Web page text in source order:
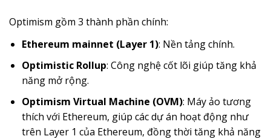
Optimism gồm 3 thành phần chính:
Ethereum mainnet (Layer 1): Nền tảng chính.
Optimistic Rollup: Công nghệ cốt lõi giúp tăng khả
năng mở rộng.
Optimism Virtual Machine (OVM): Máy ảo tương
thích với Ethereum, giúp các dự án hoạt động như
trên Layer 1 của Ethereum, đồng thời tăng khả năng